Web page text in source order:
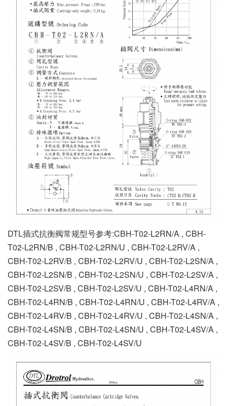
DTL插式抗衡阀常规型号参考:CBH-T02-L2RN/A , CBH-
T02-L2RN/B , CBH-T02-L2RN/U , CBH-T02-L2RV/A ,
CBH-T02-L2RV/B , CBH-T02-L2RV/U , CBH-T02-L2SN/A ,
CBH-T02-L2SN/B , CBH-T02-L2SN/U , CBH-T02-L2SV/A ,
CBH-T02-L2SV/B , CBH-T02-L2SV/U , CBH-T02-L4RN/A ,
CBH-T02-L4RN/B , CBH-T02-L4RN/U , CBH-T02-L4RV/A ,
CBH-T02-L4RV/B , CBH-T02-L4RV/U , CBH-T02-L4SN/A ,
CBH-T02-L4SN/B , CBH-T02-L4SN/U , CBH-T02-L4SV/A ,
CBH-T02-L4SV/B , CBH-T02-L4SV/U